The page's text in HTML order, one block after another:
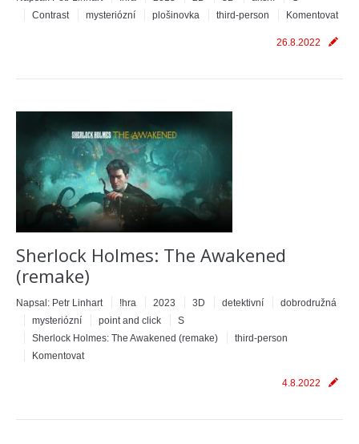
Contrast
mysteriózní plošinovka third-person Komentovat
26.8.2022
Sherlock Holmes: The Awakened
(remake)
Napsal: Petr Linhart !hra 2023 3D detektivní
dobrodružná
mysteriózní
point and click
S
Sherlock Holmes: The Awakened (remake)
third-person
Komentovat
4.8.2022